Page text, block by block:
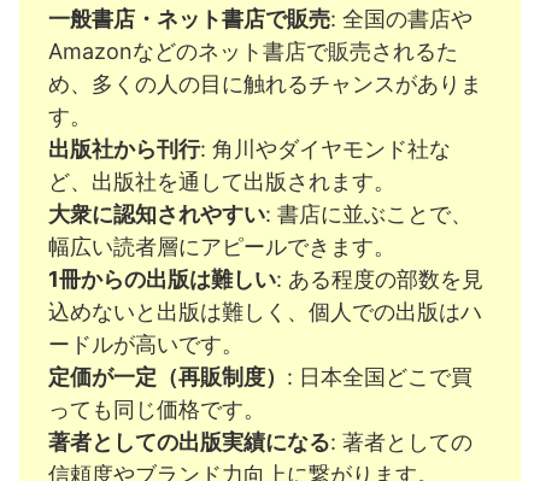
一般書店・ネット書店で販売: 全国の書店や
Amazonなどのネット書店で販売されるた
め、多くの人の目に触れるチャンスがありま
す。
出版社から刊行: 角川やダイヤモンド社な
ど、出版社を通して出版されます。
大衆に認知されやすい: 書店に並ぶことで、
幅広い読者層にアピールできます。
1冊からの出版は難しい: ある程度の部数を見
込めないと出版は難しく、個人での出版はハ
ードルが高いです。
定価が一定（再販制度） : 日本全国どこで買
っても同じ価格です。
著者としての出版実績になる: 著者としての
信頼度やブランド力向上に繋がります。